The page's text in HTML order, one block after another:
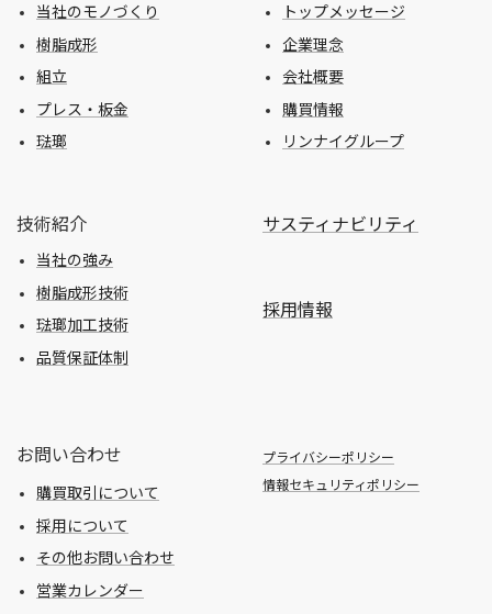
当社のモノづくり
樹脂成形
組立
プレス・板金
琺瑯
技術紹介
当社の強み
樹脂成形技術
琺瑯加工技術
品質保証体制
トップメッセージ
企業理念
会社概要
購買情報
リンナイグループ
サスティナビリティ
採用情報
プライバシーポリシー
情報セキュリティポリシー
お問い合わせ
購買取引について
採用について
その他お問い合わせ
営業カレンダー